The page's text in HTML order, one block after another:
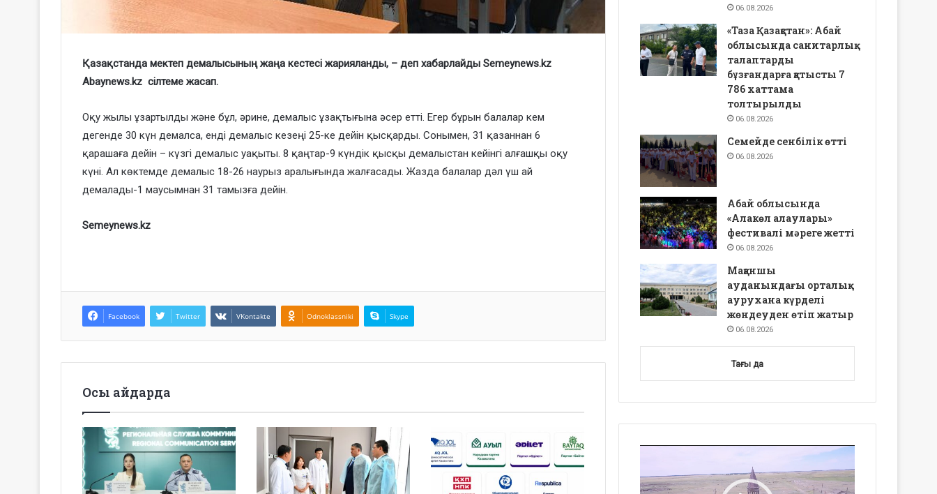
Қазақстанда мектеп демалысының жаңа кестесі жарияланды, – деп хабарлайды Semeynews.kz
Abaynews.kz сілтеме жасап.
Оқу жылы ұзартылды және бұл, әрине, демалыс ұзақтығына әсер етті. Егер бұрын балалар кем
дегенде 30 күн демалса, енді демалыс кезеңі 25-ке дейін қысқарды. Сонымен, 31 қазаннан 6
қарашаға дейін – күзгі демалыс уақыты. 8 қаңтар-9 күндік қысқы демалыстан кейінгі алғашқы оқу
күні. Ал көктемде демалыс 18-26 наурыз аралығында жалғасады. Жазда балалар дәл үш ай
демалады-1 маусымнан 31 тамызға дейін.
Semeynews.kz
Facebook Twitter VKontakte Odnoklassniki Skype
Осы айдарда
06.08.2026
«Таза Қазақстан»: Абай
облысында санитарлық
талаптарды
бұзғандарға қатысты 7
786 хаттама
толтырылды
06.08.2026
Семейде сенбілік өтті
06.08.2026
Абай облысында
«Алакөл алаулары»
фестивалі мәреге жетті
06.08.2026
Мақаншы
ауданындағы орталық
аурухана күрделі
жөндеуден өтіп жатыр
06.08.2026
Тағы да